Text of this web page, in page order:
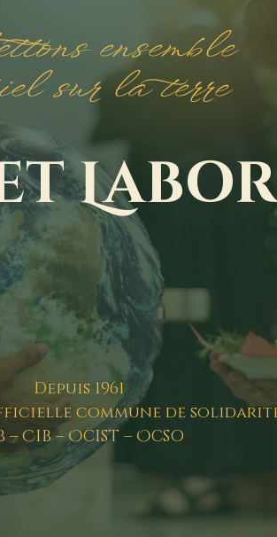
ensemble
sur la terre
L
Depuis 1961
commune de
– CIB –OCIST – OCSO